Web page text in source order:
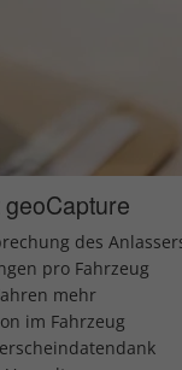
des
pro Fahrzeug
mehr
im Fahrzeug